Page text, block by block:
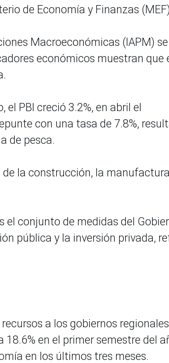
de Economía y Finanzas
Macroeconómicas (IAPM) se
económicos muestran que
PBI creció 3.2%, en abril el
con una tasa de 7.8%,
de pesca.
de la construcción, la manufactura
el conjunto de medidas del
pública y la inversión privada,
a los gobiernos
en el primer semestre del
en los últimos tres meses.